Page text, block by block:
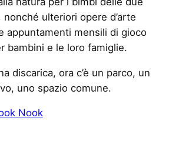
nonché ulteriori opere d’arte
appuntamenti mensili di gioco
bambini e le loro famiglie.
discarica, ora c’è un parco, un
uno spazio comune.
Nook